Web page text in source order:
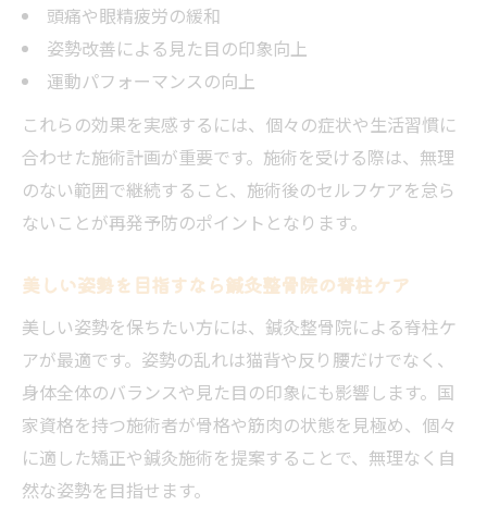
頭痛や眼精疲労の緩和
姿勢改善による見た目の印象向上
運動パフォーマンスの向上
これらの効果を実感するには、個々の症状や生活習慣に
合わせた施術計画が重要です。施術を受ける際は、無理
のない範囲で継続すること、施術後のセルフケアを怠ら
ないことが再発予防のポイントとなります。
美しい姿勢を目指すなら鍼灸整骨院の脊柱ケア
美しい姿勢を保ちたい方には、鍼灸整骨院による脊柱ケ
アが最適です。姿勢の乱れは猫背や反り腰だけでなく、
身体全体のバランスや見た目の印象にも影響します。国
家資格を持つ施術者が骨格や筋肉の状態を見極め、個々
に適した矯正や鍼灸施術を提案することで、無理なく自
然な姿勢を目指せます。